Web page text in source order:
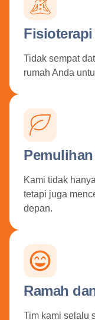
Tidak sempat
rumah Anda
Kami tidak
tetapi juga
depan.
Ramah
Tim kami selalu